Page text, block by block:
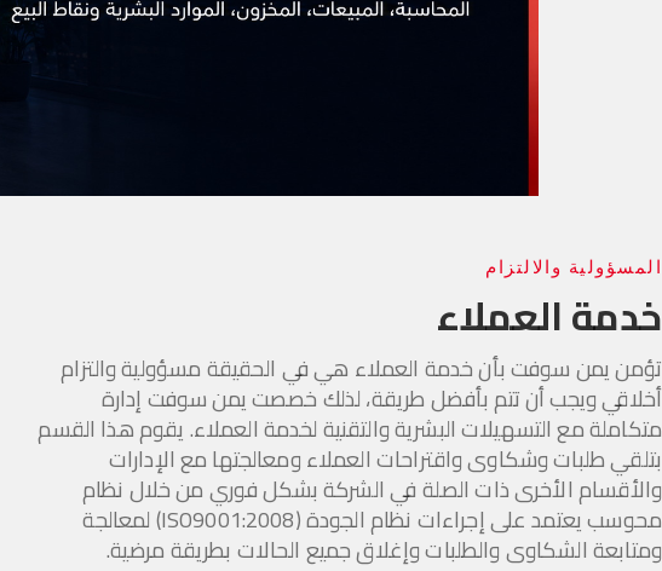
المسؤولية والالتزام
خدمة العملاء
تؤمن يمن سوفت بأن خدمة العملاء هي في الحقيقة مسؤولية والتزام
أخلاقي ويجب أن تتم بأفضل طريقة، لذلك خصصت يمن سوفت إدارة
متكاملة مع التسهيلات البشرية والتقنية لخدمة العملاء. يقوم هذا القسم
بتلقي طلبات وشكاوى واقتراحات العملاء ومعالجتها مع الإدارات
والأقسام الأخرى ذات الصلة في الشركة بشكل فوري من خلال نظام
محوسب يعتمد على إجراءات نظام الجودة (ISO9001:2008) لمعالجة
ومتابعة الشكاوى والطلبات وإغلاق جميع الحالات بطريقة مرضية.